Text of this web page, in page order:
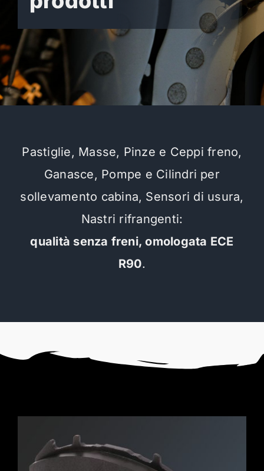
Pastiglie, Masse, Pinze e Ceppi freno,
Ganasce, Pompe e Cilindri per
sollevamento cabina, Sensori di usura,
Nastri rifrangenti:
qualità senza freni, omologata ECE
R90.